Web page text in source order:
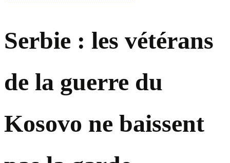
Serbie : les vétérans
de la guerre du
Kosovo ne baissent